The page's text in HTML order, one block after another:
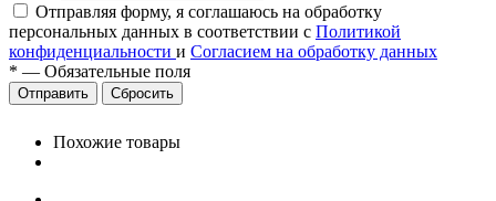
Отправляя форму, я соглашаюсь на обработку
персональных данных в соответствии с Политикой
конфиденциальности и Согласием на обработку данных
* — Обязательные поля
Сбросить
Похожие товары